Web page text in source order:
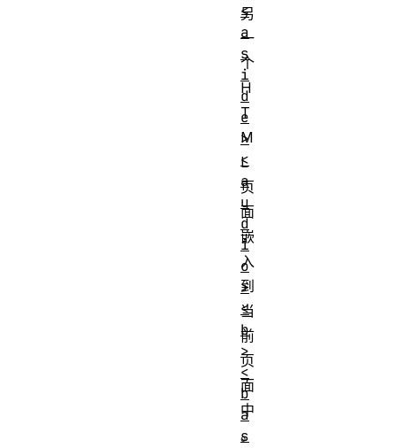
另
一
个
H
T
M
L
页
面
嵌
入
到
当
前
页
面
中
。
<
a
s
i
d
e
>
<
a
u
d
i
o
>
<
b
>
<
b
a
s